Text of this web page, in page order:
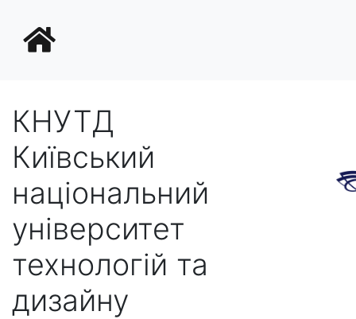
КНУТД
Київський
національний
університет
технологій та
дизайну